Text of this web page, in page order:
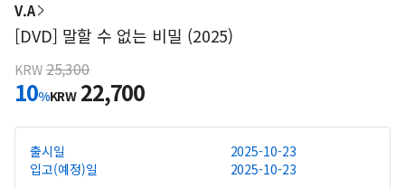
V.A
[DVD] 말할 수 없는 비밀 (2025)
KRW 25,300
10%KRW 22,700
출시일
2025-10-23
입고(예정)일
2025-10-23